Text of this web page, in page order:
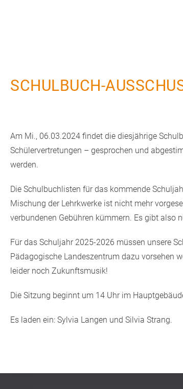
SCHULBUCH-
Am Mi., 06.03.2024 findet die diesjährige
Schülervertretungen – gesprochen und
werden.
Die Schulbuchlisten für das kommende
Mischung der Lehrkwerke ist nicht mehr
verbundenen Gebühren kümmern. Es gibt also
Für das Schuljahr 2025-2026 müssen unsere
Pädagogische Landeszentrum dazu vorsehen
leider noch Zukunftsmusik!
Die Sitzung beginnt um 14 Uhr im
Es laden ein: Sylvia Langen und Silvia Strang.